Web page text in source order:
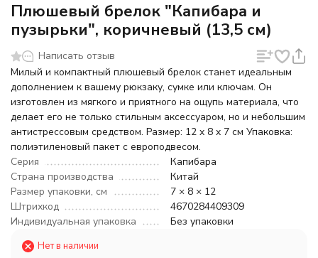
Плюшевый брелок "Капибара и
пузырьки", коричневый (13,5 см)
Написать отзыв
Милый и компактный плюшевый брелок станет идеальным
дополнением к вашему рюкзаку, сумке или ключам. Он
изготовлен из мягкого и приятного на ощупь материала, что
делает его не только стильным аксессуаром, но и небольшим
антистрессовым средством. Размер: 12 x 8 x 7 см Упаковка:
полиэтиленовый пакет с европодвесом.
Серия
Капибара
Страна производства
Китай
Размер упаковки, см
7 × 8 × 12
Штрихкод
4670284409309
Индивидуальная упаковка
Без упаковки
Нет в наличии